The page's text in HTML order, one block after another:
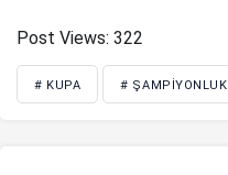
Post Views: 322
# KUPA # ŞAMPIYONLUK